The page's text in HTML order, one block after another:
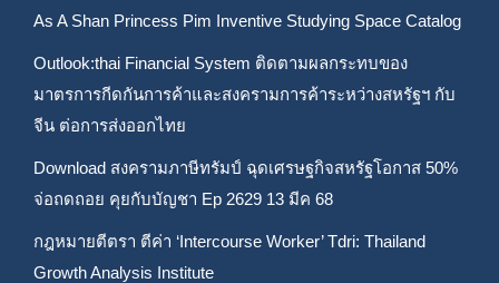
As A Shan Princess Pim Inventive Studying Space Catalog
Outlook:thai Financial System ติดตามผลกระทบของ
มาตรการกีดกันการค้าและสงครามการค้าระหว่างสหรัฐฯ กับ
จีน ต่อการส่งออกไทย
Download สงครามภาษีทรัมป์ ฉุดเศรษฐกิจสหรัฐโอกาส 50%
จ่อถดถอย คุยกับบัญชา Ep 2629 13 มีค 68
กฎหมายตีตรา ตีค่า ‘Intercourse Worker’ Tdri: Thailand
Growth Analysis Institute